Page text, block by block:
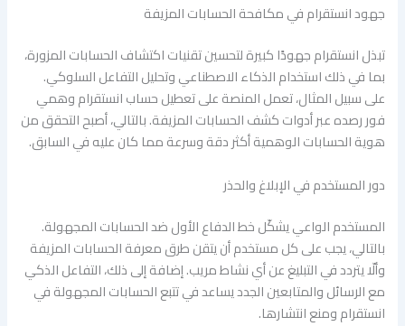
جهود انستقرام في مكافحة الحسابات المزيفة
تبذل انستقرام جهودًا كبيرة لتحسين تقنيات اكتشاف الحسابات المزورة،
بما في ذلك استخدام الذكاء الاصطناعي وتحليل التفاعل السلوكي.
على سبيل المثال، تعمل المنصة على تعطيل حساب انستقرام وهمي
فور رصده عبر أدوات كشف الحسابات المزيفة. بالتالي، أصبح التحقق من
هوية الحسابات الوهمية أكثر دقة وسرعة مما كان عليه في السابق.
دور المستخدم في الإبلاغ والحذر
المستخدم الواعي يشكّل خط الدفاع الأول ضد الحسابات المجهولة.
بالتالي، يجب على كل مستخدم أن يتقن طرق معرفة الحسابات المزيفة
وألّا يتردد في التبليغ عن أي نشاط مريب. إضافة إلى ذلك، التفاعل الذكي
مع الرسائل والمتابعين الجدد يساعد في تتبع الحسابات المجهولة في
انستقرام ومنع انتشارها.